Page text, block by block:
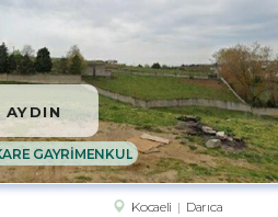
Kocaeli Darıca
GAYRİMENKUL